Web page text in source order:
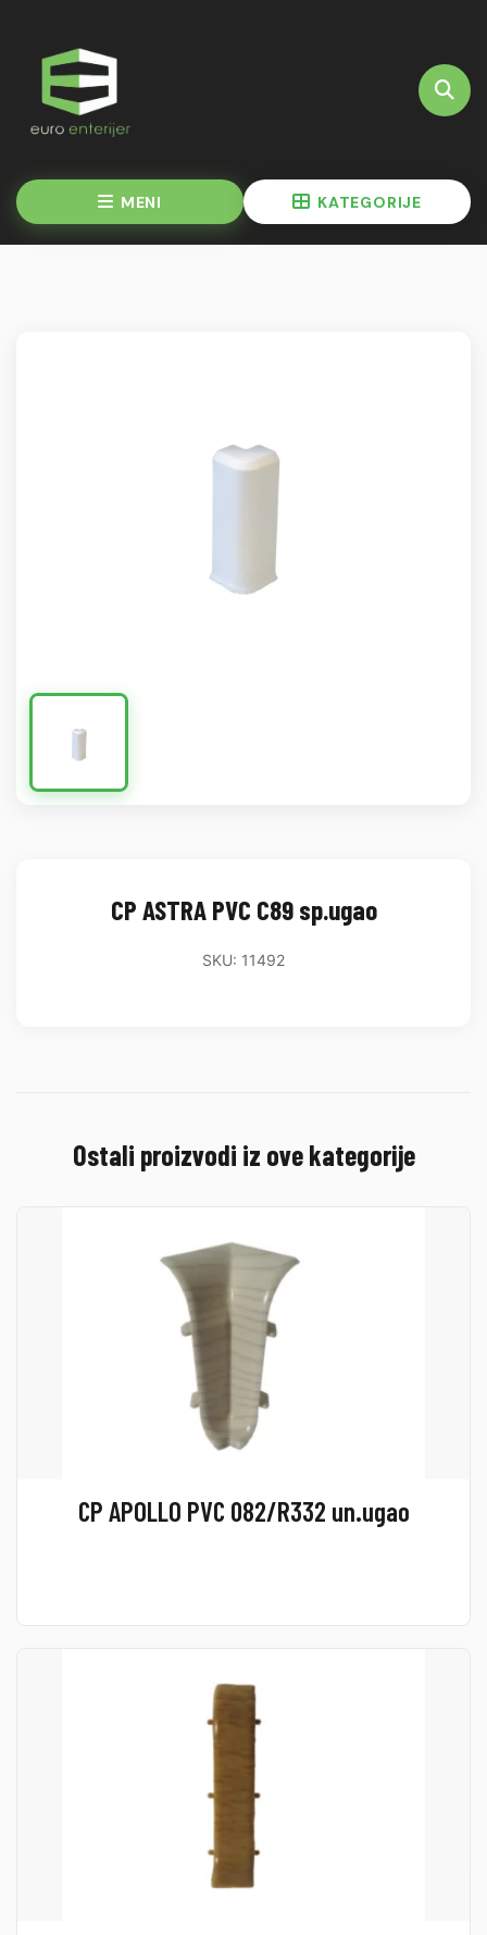
MENI KATEGORIJE
CP ASTRA PVC C89 sp.ugao
SKU: 11492
Ostali proizvodi iz ove kategorije
CP APOLLO PVC 082/R332 un.ugao